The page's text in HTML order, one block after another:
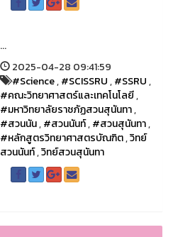
...
2025-04-28 09:41:59
#Science,#SCISSRU,#SSRU,
#คณะวิทยาศาสตร์และเทคโนโลยี,
#มหาวิทยาลัยราชภัฏสวนสุนันทา,
#สวนนัน,#สวนนันท์,#สวนสุนันทา,
#หลักสูตรวิทยาศาสตรบัณฑิต,วิทย์
สวนนันท์,วิทย์สวนสุนันทา